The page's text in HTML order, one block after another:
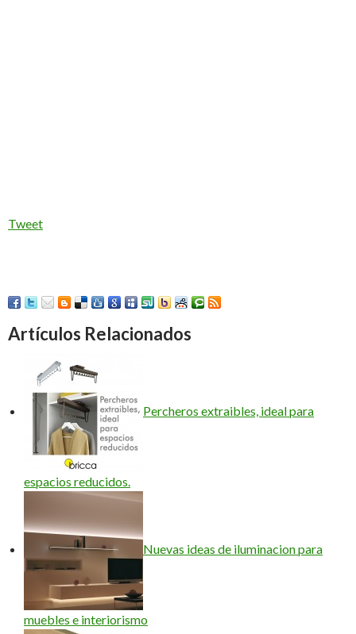
Tweet
Artículos Relacionados
Percheros extraibles, ideal para
espacios reducidos.
Nuevas ideas de iluminacion para
muebles e interiorismo